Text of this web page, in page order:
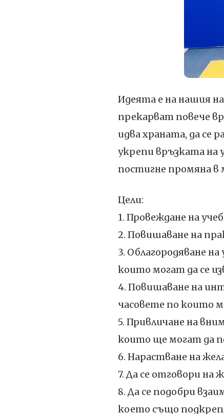
Идеята е на нашия
прекарват повече
идва храната, да се
укрепи връзката на
постигне промяна
Цели:
1. Провеждане на
2. Повишаване на
3. Облагородяване
които могат да се
4. Повишаване на
часовете по които
5. Привличане на
които ще могат да
6. Нарастване на
7. Да се отговори
8. Да се подобри
което също